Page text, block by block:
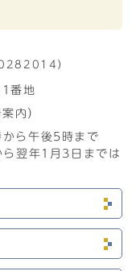
）
番地
内）
ら午後5時まで
翌年1月3日までは